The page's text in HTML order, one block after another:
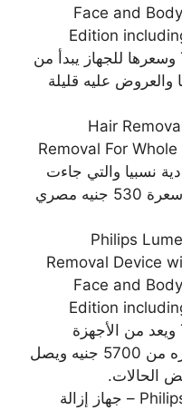
Face and
Edition
Trimmer – BRI921/00 وسعرها للجهاز يبدأ من
تقريبا والعروض عليه قليلة
Hair
Removal For
نسبيا والتي جاءت
من خارج البلاد حيث أن سعرة 530 جنيه مصري
Philips
Removal Device
Face and
Edition
Trimmer – BRI921/00 ويعد من الأجهزة
الإحترافية جدا ويبدأ سعره من 5700 جنيه ويصل
Philips Lumea Prestige IPL – جهاز إزالة